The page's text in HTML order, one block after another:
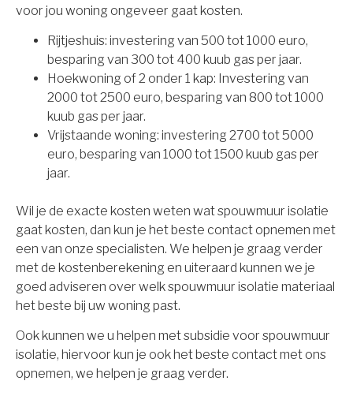
voor jou woning ongeveer gaat kosten.
Rijtjeshuis: investering van 500 tot 1000 euro,
besparing van 300 tot 400 kuub gas per jaar.
Hoekwoning of 2 onder 1 kap: Investering van
2000 tot 2500 euro, besparing van 800 tot 1000
kuub gas per jaar.
Vrijstaande woning: investering 2700 tot 5000
euro, besparing van 1000 tot 1500 kuub gas per
jaar.
Wil je de exacte kosten weten wat spouwmuur isolatie
gaat kosten, dan kun je het beste contact opnemen met
een van onze specialisten. We helpen je graag verder
met de kostenberekening en uiteraard kunnen we je
goed adviseren over welk spouwmuur isolatie materiaal
het beste bij uw woning past.
Ook kunnen we u helpen met subsidie voor spouwmuur
isolatie, hiervoor kun je ook het beste contact met ons
opnemen, we helpen je graag verder.